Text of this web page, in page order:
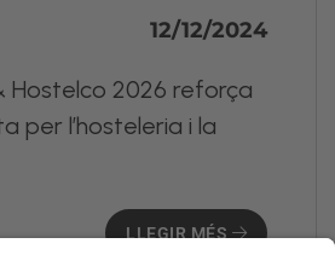
12/12/2024
Hostelco 2026 reforça
per l’hosteleria i la
LLEGIR MÉS